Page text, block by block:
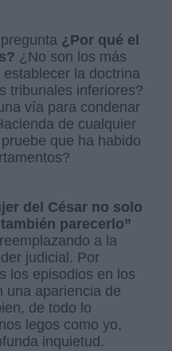
¿Por qué el
¿No son los más
la doctrina
tribunales inferiores?
vía para condenar
de cualquier
que ha habido
del César no solo
parecerlo”
a la
judicial. Por
los episodios en los
una apariencia de
de todo lo
legos como yo,
inquietud.